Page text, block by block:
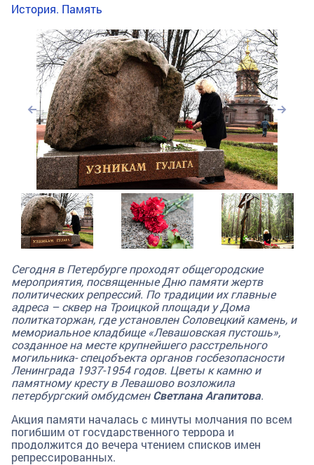
История. Память
Сегодня в Петербурге проходят общегородские
мероприятия, посвященные Дню памяти жертв
политических репрессий. По традиции их главные
адреса – сквер на Троицкой площади у Дома
политкаторжан, где установлен Соловецкий камень, и
мемориальное кладбище «Левашовская пустошь»,
созданное на месте крупнейшего расстрельного
могильника- спецобъекта органов госбезопасности
Ленинграда 1937-1954 годов. Цветы к камню и
памятному кресту в Левашово возложила
петербургский омбудсменСветлана Агапитова.
Акция памяти началась с минуты молчания по всем
погибшим от государственного террора и
продолжится до вечера чтением списков имен
репрессированных.